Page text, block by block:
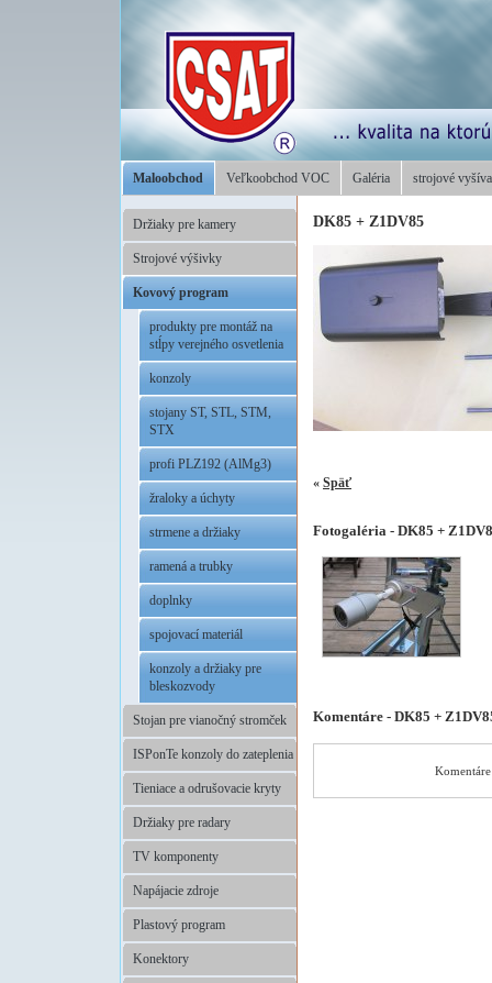
Maloobchod Veľkoobchod VOC Galéria strojové
Držiaky pre kamery
Strojové výšivky
Kovový program
produkty pre montáž na
stĺpy verejného osvetlenia
konzoly
stojany ST, STL, STM,
STX
profi PLZ192 (AlMg3)
žraloky a úchyty
strmene a držiaky
ramená a trubky
doplnky
spojovací materiál
konzoly a držiaky pre
bleskozvody
Stojan pre vianočný stromček
ISPonTe konzoly do zateplenia
Tieniace a odrušovacie kryty
Držiaky pre radary
TV komponenty
Napájacie zdroje
Plastový program
Konektory
DK85 + Z1DV85
« Späť
Fotogaléria - DK85 +
Komentáre - DK85 +